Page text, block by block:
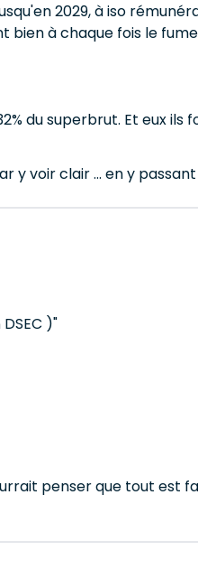
2029, à iso
à chaque fois le
du superbrut. Et eux
y voir clair ... en y
)"
penser que tout est